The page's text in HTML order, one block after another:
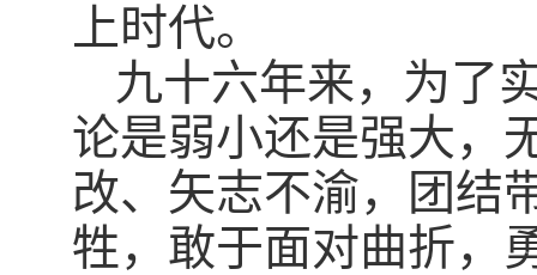
上时代。
九十六年来，为了
论是弱小还是强大，
改、矢志不渝，团结
牲，敢于面对曲折，